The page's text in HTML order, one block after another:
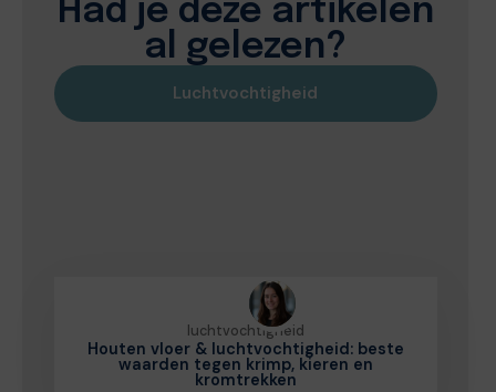
Had je deze artikelen
al gelezen?
Luchtvochtigheid
luchtvochtigheid
Houten vloer & luchtvochtigheid: beste
waarden tegen krimp, kieren en
kromtrekken